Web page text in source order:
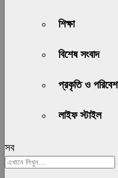
শিক্ষা
বিশেষ সংবাদ
প্রকৃতি ও পরিবেশ
লাইফ স্টাইল
সব